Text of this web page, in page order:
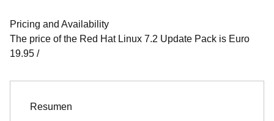
Pricing and Availability
The price of the Red Hat Linux 7.2 Update Pack is Euro
19.95 /
Resumen